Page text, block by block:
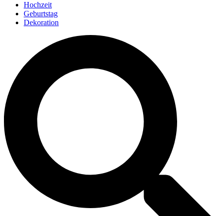
Hochzeit
Geburtstag
Dekoration